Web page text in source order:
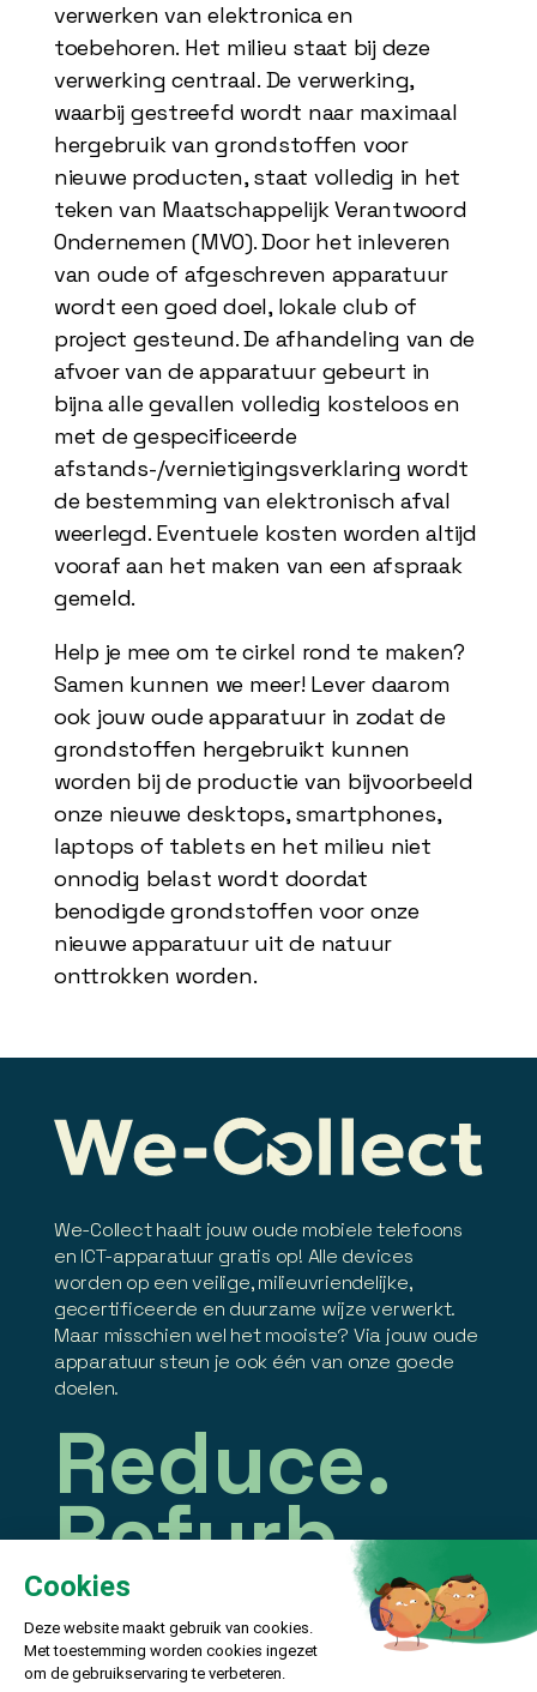
verwerken van elektronica en
toebehoren. Het milieu staat bij deze
verwerking centraal. De verwerking,
waarbij gestreefd wordt naar maximaal
hergebruik van grondstoffen voor
nieuwe producten, staat volledig in het
teken van Maatschappelijk Verantwoord
Ondernemen (MVO). Door het inleveren
van oude of afgeschreven apparatuur
wordt een goed doel, lokale club of
project gesteund. De afhandeling van de
afvoer van de apparatuur gebeurt in
bijna alle gevallen volledig kosteloos en
met de gespecificeerde
afstands-/vernietigingsverklaring wordt
de bestemming van elektronisch afval
weerlegd. Eventuele kosten worden altijd
vooraf aan het maken van een afspraak
gemeld.
Help je mee om te cirkel rond te maken?
Samen kunnen we meer! Lever daarom
ook jouw oude apparatuur in zodat de
grondstoffen hergebruikt kunnen
worden bij de productie van bijvoorbeeld
onze nieuwe desktops, smartphones,
laptops of tablets en het milieu niet
onnodig belast wordt doordat
benodigde grondstoffen voor onze
nieuwe apparatuur uit de natuur
onttrokken worden.
We-Collect haalt jouw oude mobiele telefoons
en ICT-apparatuur gratis op! Alle devices
worden op een veilige, milieuvriendelijke,
gecertificeerde en duurzame wijze verwerkt.
Maar misschien wel het mooiste? Via jouw oude
apparatuur steun je ook één van onze goede
doelen.
Reduce.
Refurb.
Recycle.